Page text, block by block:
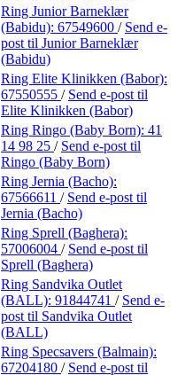
Ring Junior Barneklær
(Babidu): 67549600 / Send e-
post til Junior Barneklær
(Babidu)
Ring Elite Klinikken (Babor):
67550555 / Send e-post til
Elite Klinikken (Babor)
Ring Ringo (Baby Born): 41
14 98 25 / Send e-post til
Ringo (Baby Born)
Ring Jernia (Bacho):
67566611 / Send e-post til
Jernia (Bacho)
Ring Sprell (Baghera):
57006004 / Send e-post til
Sprell (Baghera)
Ring Sandvika Outlet
(BALL): 91844741 / Send e-
post til Sandvika Outlet
(BALL)
Ring Specsavers (Balmain):
67204180 / Send e-post til